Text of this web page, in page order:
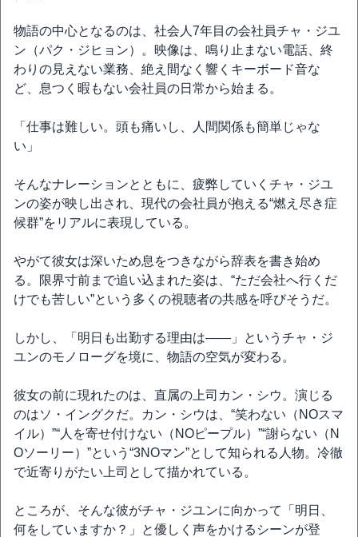
物語の中心となるのは、社会人7年目の会社員チャ・ジユ
ン（パク・ジヒョン）。映像は、鳴り止まない電話、終
わりの見えない業務、絶え間なく響くキーボード音な
ど、息つく暇もない会社員の日常から始まる。
「仕事は難しい。頭も痛いし、人間関係も簡単じゃな
い」
そんなナレーションとともに、疲弊していくチャ・ジユ
ンの姿が映し出され、現代の会社員が抱える“燃え尽き症
候群”をリアルに表現している。
やがて彼女は深いため息をつきながら辞表を書き始め
る。限界寸前まで追い込まれた姿は、“ただ会社へ行くだ
けでも苦しい”という多くの視聴者の共感を呼びそうだ。
しかし、「明日も出勤する理由は――」というチャ・ジ
ユンのモノローグを境に、物語の空気が変わる。
彼女の前に現れたのは、直属の上司カン・シウ。演じる
のはソ・イングクだ。カン・シウは、“笑わない（NOスマ
イル）”“人を寄せ付けない（NOピープル）”“謝らない（N
Oソーリー）”という“3NOマン”として知られる人物。冷徹
で近寄りがたい上司として描かれている。
ところが、そんな彼がチャ・ジユンに向かって「明日、
何をしていますか？」と優しく声をかけるシーンが登